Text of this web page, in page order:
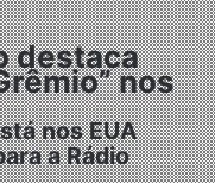
destaca
nos
nos EUA
a Rádio